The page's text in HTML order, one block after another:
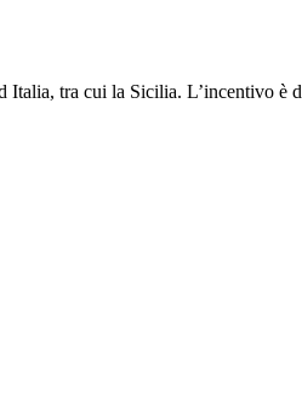
tra cui la Sicilia. L’incentivo è